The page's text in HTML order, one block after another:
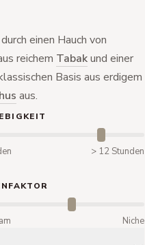
einen Hauch von
reichem Tabakund einer
Basis aus erdigem
aus.
> 12 Stunden
Niche